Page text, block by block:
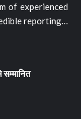
of experienced
reporting…